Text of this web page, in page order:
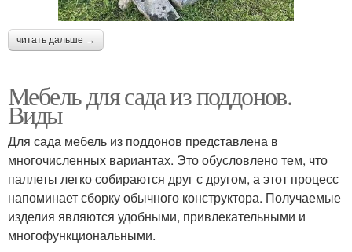
читать дальше →
Мебель для сада из поддонов.
Виды
Для сада мебель из поддонов представлена в
многочисленных вариантах. Это обусловлено тем, что
паллеты легко собираются друг с другом, а этот процесс
напоминает сборку обычного конструктора. Получаемые
изделия являются удобными, привлекательными и
многофункциональными.